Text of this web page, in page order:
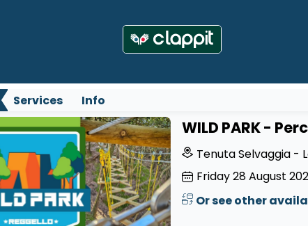
Services Info
WILD PARK -
Tenuta Selvaggia -
Friday28August
Or see other